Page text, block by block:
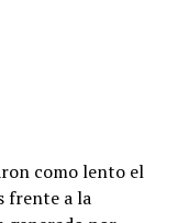
como lento el
frente a la